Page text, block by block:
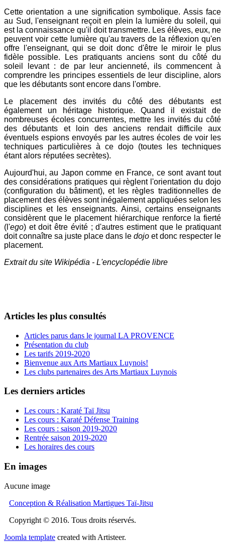
Cette orientation a une signification symbolique. Assis face
au Sud, l'enseignant reçoit en plein la lumière du soleil, qui
est la connaissance qu'il doit transmettre. Les élèves, eux, ne
peuvent voir cette lumière qu'au travers de la réflexion qu'en
offre l'enseignant, qui se doit donc d'être le miroir le plus
fidèle possible. Les pratiquants anciens sont du côté du
soleil levant : de par leur ancienneté, ils commencent à
comprendre les principes essentiels de leur discipline, alors
que les débutants sont encore dans l'ombre.
Le placement des invités du côté des débutants est
également un héritage historique. Quand il existait de
nombreuses écoles concurrentes, mettre les invités du côté
des débutants et loin des anciens rendait difficile aux
éventuels espions envoyés par les autres écoles de voir les
techniques particulières à ce dojo (toutes les techniques
étant alors réputées secrètes).
Aujourd'hui, au Japon comme en France, ce sont avant tout
des considérations pratiques qui règlent l'orientation du dojo
(configuration du bâtiment), et les règles traditionnelles de
placement des élèves sont inégalement appliquées selon les
disciplines et les enseignants. Ainsi, certains enseignants
considèrent que le placement hiérarchique renforce la fierté
(l'ego) et doit être évité ; d'autres estiment que le pratiquant
doit connaître sa juste place dans le dojo et donc respecter le
placement.
Extrait du site Wikipédia - L'encyclopédie libre
Articles les plus consultés
Articles parus dans le journal LA PROVENCE
Présentation du club
Les tarifs 2019-2020
Bienvenue aux Arts Martiaux Luynois!
Les clubs partenaires des Arts Martiaux Luynois
Les derniers articles
Les cours : Karaté Taï Jitsu
Les cours : Karaté Défense Training
Les cours : saison 2019-2020
Rentrée saison 2019-2020
Les horaires des cours
En images
Aucune image
Conception & Réalisation Martigues Taï-Jitsu
Copyright © 2016. Tous droits réservés.
Joomla template created with Artisteer.